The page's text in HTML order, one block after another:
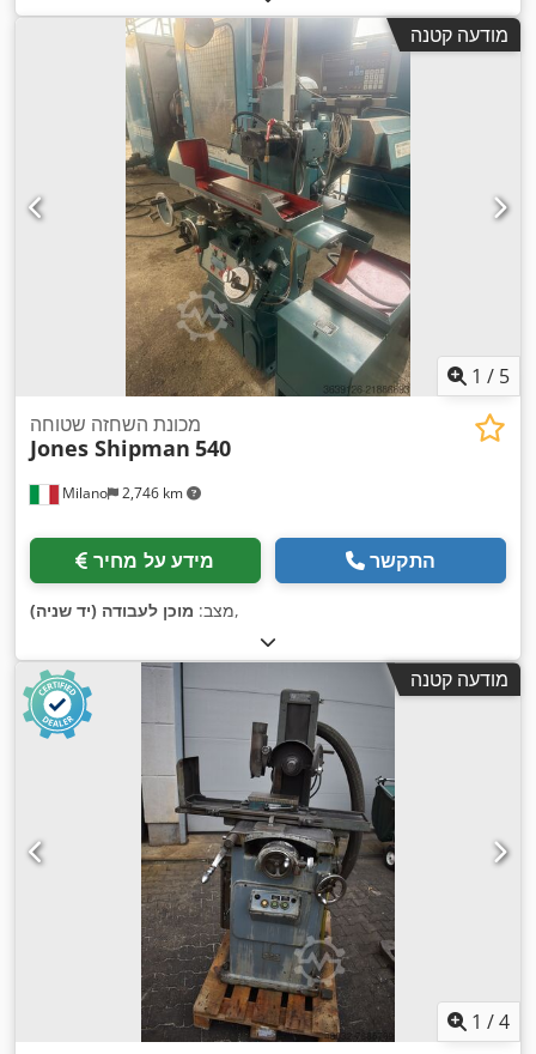
מודעה קטנה
1 / 5
Milano 2,746 km
מכונת השחזה שטוחה
Jones Shipman 540
מידע על מחיר התקשר
מצב: מוכן לעבודה (יד שניה) ,
מודעה קטנה
1 /4